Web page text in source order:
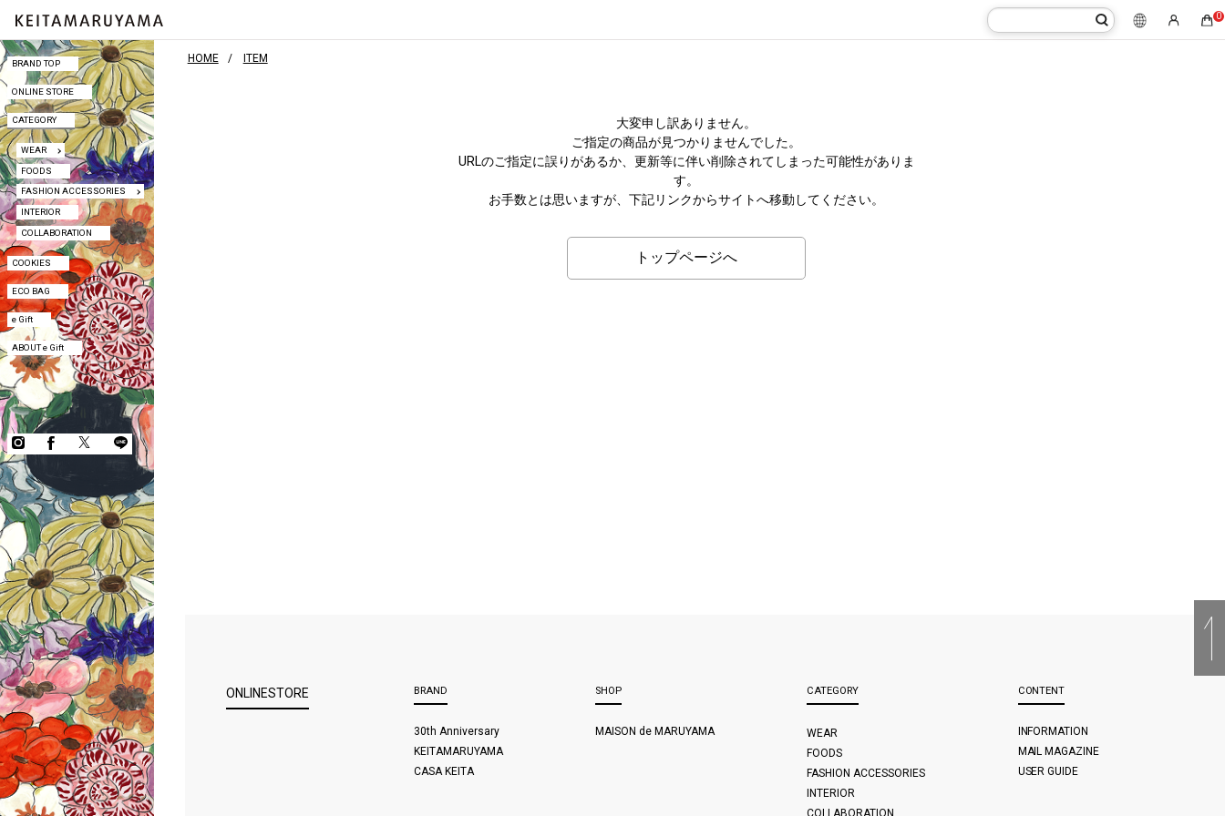
0
BRAND TOP
ONLINE STORE
CATEGORY
WEAR
FOODS
FASHION ACCESSORIES
INTERIOR
COLLABORATION
COOKIES
ECO BAG
e Gift
ABOUT e Gift
COPYRIGHT © KEITA MARUYAMA.
ALL RIGHTS RESERVED.
BRAND TOP
ONLINE STORE
CATEGORY
WEAR
FOODS
FASHION ACCESSORIES
INTERIOR
COLLABORATION
COOKIES
ECO BAG
e Gift
ABOUT e Gift
HOME ITEM
大変申し訳ありません。
ご指定の商品が見つかりませんでした。
URLのご指定に誤りがあるか、更新等に伴い削除されてしまった可能性がありま
す。
お手数とは思いますが、下記リンクからサイトへ移動してください。
トップページへ
ONLINESTORE BRAND
30th Anniversary
KEITAMARUYAMA
CASA KEITA
SHOP
MAISON de MARUYAMA
CATEGORY
WEAR
FOODS
FASHION ACCESSORIES
INTERIOR
COLLABORATION
CONTENT
INFORMATION
MAIL MAGAZINE
USER GUIDE